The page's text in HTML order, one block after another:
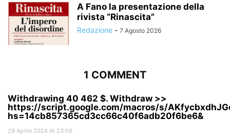
A Fano la presentazione della
rivista “Rinascita”
Redazione - 7 Agosto 2026
1 COMMENT
Withdrawing 40 462 $. Withdrаw >>
https://script.google.com/macros/s/
hs=14cb857365cd3cc66c40f6adb20f6be6&
29 Aprile 2024 At 23:56